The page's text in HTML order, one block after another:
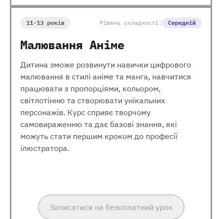
11-13 років Рівень складності: Середній
Малювання Аніме
Дитина зможе розвинути навички цифрового
малювання в стилі аніме та манга, навчитися
працювати з пропорціями, кольором,
світлотінню та створювати унікальних
персонажів. Курс сприяє творчому
самовираженню та дає базові знання, які
можуть стати першим кроком до професії
ілюстратора.
Записатися на безоплатний урок